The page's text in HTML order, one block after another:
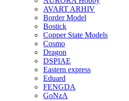
AVART ARHIV
Border Model
Bostick
Copper State Models
Cosmo
Dragon
DSPIAE
Eastern express
Eduard
FENGDA
GoNzA